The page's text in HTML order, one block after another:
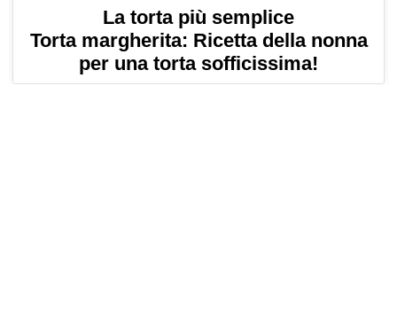
La torta più semplice
Torta margherita: Ricetta della nonna
per una torta sofficissima!